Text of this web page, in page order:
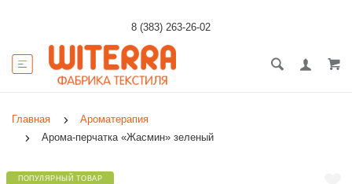
8 (383) 263-26-02
Главная
Ароматерапия
Арома-перчатка «Жасмин» зеленый
ПОПУЛЯРНЫЙ ТОВАР